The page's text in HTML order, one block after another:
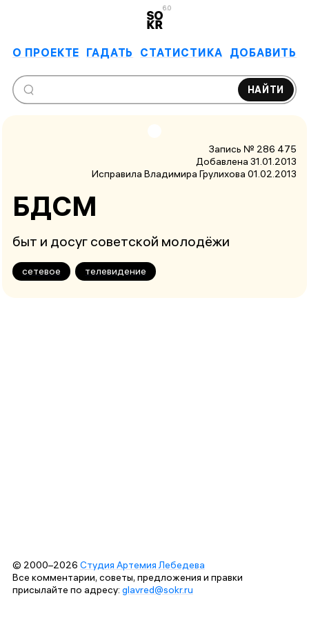
6.0
О ПРОЕКТЕ ГАДАТЬ СТАТИСТИКА ДОБАВИТЬ
НАЙТИ
Запись № 286 475
Добавлена 31.01.2013
Исправила Владимира Грулихова 01.02.2013
БДСМ
быт и досуг советской молодёжи
сетевое телевидение
© 2000–2026 Студия Артемия Лебедева
Все комментарии, советы, предложения и правки
присылайте по адресу: glavred@sokr.ru